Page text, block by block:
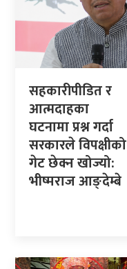
सहकारीपीडित र
आत्मदाहका
घटनामा प्रश्न गर्दा
सरकारले विपक्षीको
गेट छेक्न खोज्यो:
भीष्मराज आङ्देम्बे